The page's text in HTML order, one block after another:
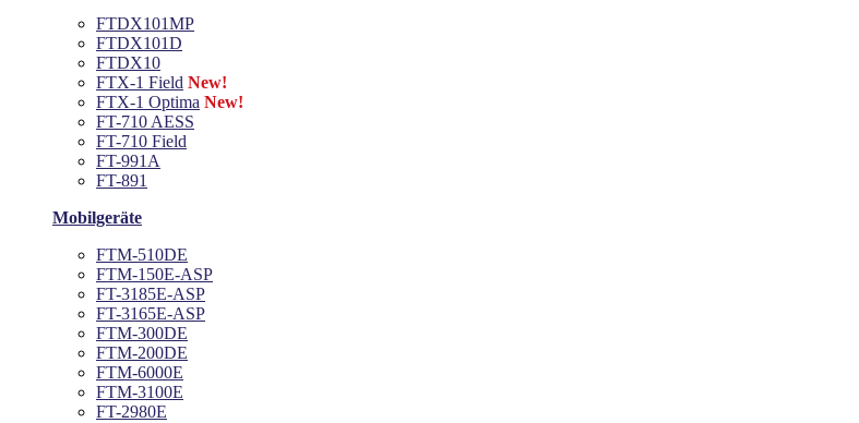
FTDX101MP
FTDX101D
FTDX10
FTX-1 Field New!
FTX-1 Optima New!
FT-710 AESS
FT-710 Field
FT-991A
FT-891
Mobilgeräte
FTM-510DE
FTM-150E-ASP
FT-3185E-ASP
FT-3165E-ASP
FTM-300DE
FTM-200DE
FTM-6000E
FTM-3100E
FT-2980E